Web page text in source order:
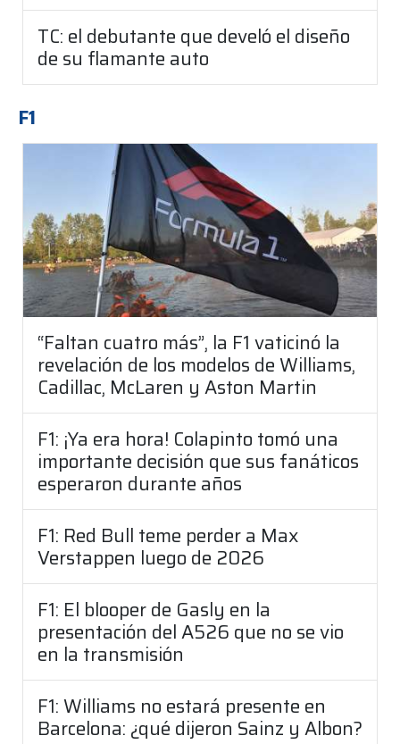
TC: el debutante que develó el diseño
de su flamante auto
F1
“Faltan cuatro más”, la F1 vaticinó la
revelación de los modelos de Williams,
Cadillac, McLaren y Aston Martin
F1: ¡Ya era hora! Colapinto tomó una
importante decisión que sus fanáticos
esperaron durante años
F1: Red Bull teme perder a Max
Verstappen luego de 2026
F1: El blooper de Gasly en la
presentación del A526 que no se vio
en la transmisión
F1: Williams no estará presente en
Barcelona: ¿qué dijeron Sainz y Albon?